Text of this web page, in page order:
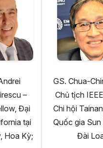
–
Đại
tại
Hoa Kỳ;
GS. Chua-
Chủ tịch
Chi hội
Quốc gia Sun
Đài